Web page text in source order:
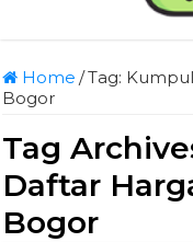
Home /Tag:
Bogor
Tag
Daftar
Bogor